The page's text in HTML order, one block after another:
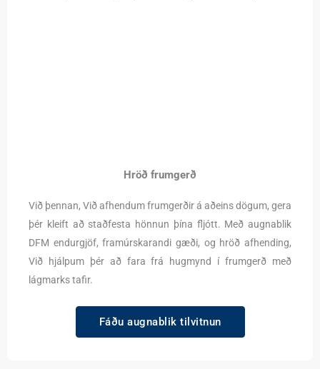
Hröð frumgerð
Við þennan, Við afhendum frumgerðir á aðeins dögum, gera
þér kleift að staðfesta hönnun þína fljótt. Með augnablik
DFM endurgjöf, framúrskarandi gæði, og hröð afhending,
Við hjálpum þér að fara frá hugmynd í frumgerð með
lágmarks tafir.
Fáðu augnablik tilvitnun